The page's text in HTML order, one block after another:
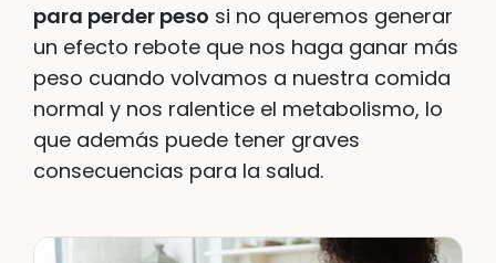
para perder peso si no queremos generar
un efecto rebote que nos haga ganar más
peso cuando volvamos a nuestra comida
normal y nos ralentice el metabolismo, lo
que además puede tener graves
consecuencias para la salud.